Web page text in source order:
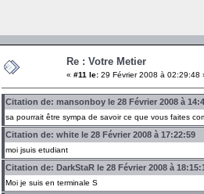
Re : Votre Metier
« #11 le: 29 Février 2008 à 02:29:48
Citation de: mansonboy le 28 Février 2008 à
sa pourrait être sympa de savoir ce que vous faites
Citation de: white le 28 Février 2008 à 17:22:59
moi jsuis etudiant
Citation de: DarkStaR le 28 Février 2008 à
Moi je suis en terminale S